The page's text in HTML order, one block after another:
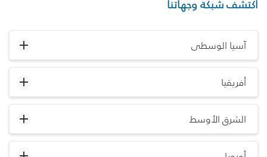
اكتشف شبكة وجهاتنا
آسيا الوسطى
أفريقيا
الشرق الأوسط